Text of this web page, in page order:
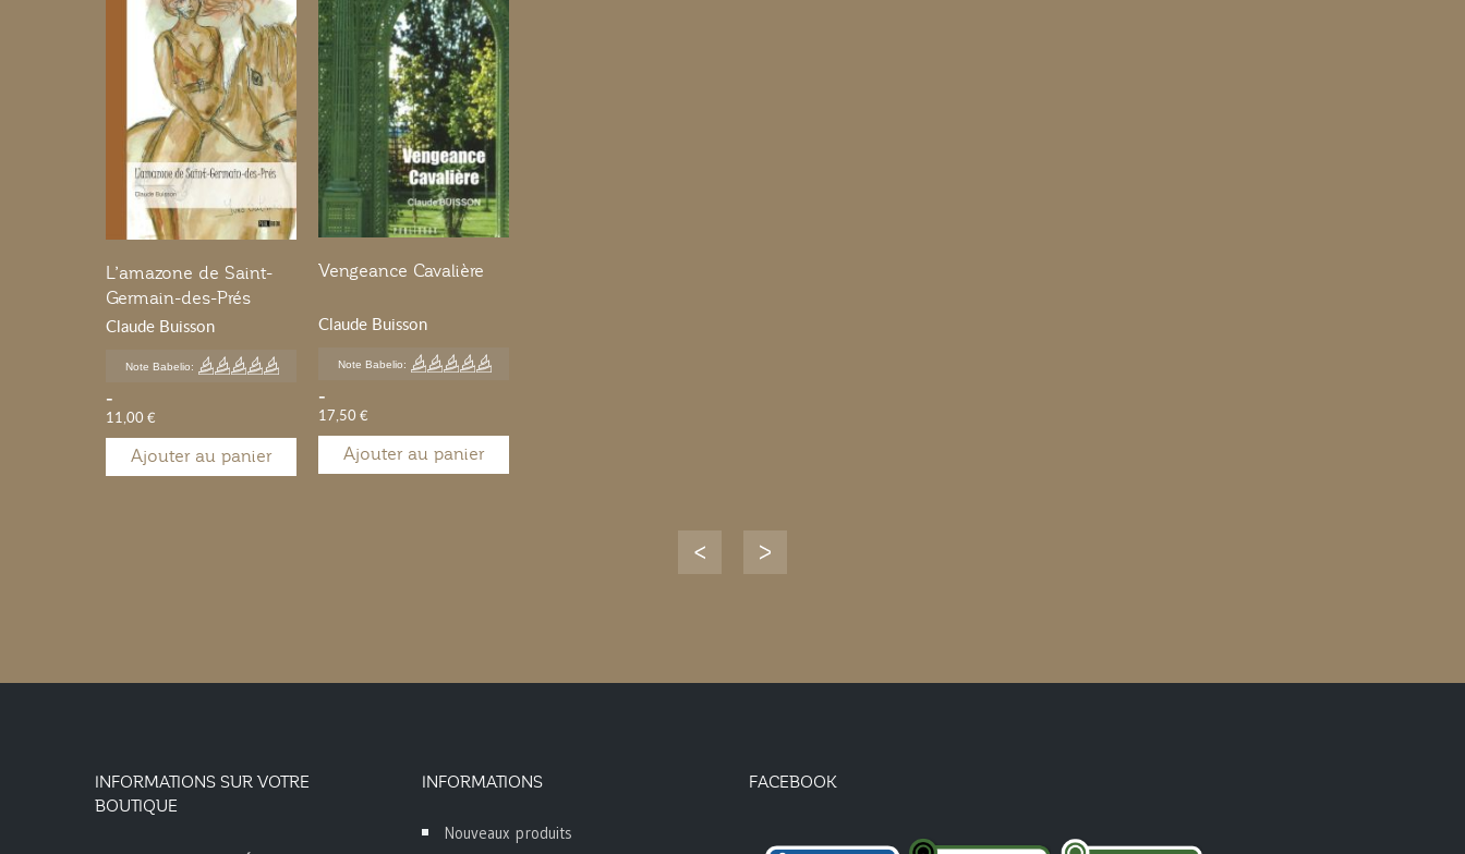
L’amazone de Saint-
Germain-des-Prés
Claude Buisson
Note Babelio:
-
11,00 €
Ajouter au panier
Vengeance Cavalière
Claude Buisson
Note Babelio:
-
17,50 €
Ajouter au panier
INFORMATIONS SUR VOTRE
BOUTIQUE
INFORMATIONS
Nouveaux produits
FACEBOOK